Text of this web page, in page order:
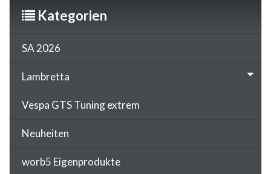
Kategorien
SA 2026
Lambretta
Vespa GTS Tuning extrem
Neuheiten
worb5 Eigenprodukte